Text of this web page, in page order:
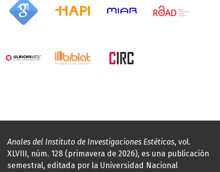
Anales del Instituto de Investigaciones Estéticas, vol.
XLVIII, núm. 128 (primavera de 2026), es una publicación
semestral, editada por la Universidad Nacional